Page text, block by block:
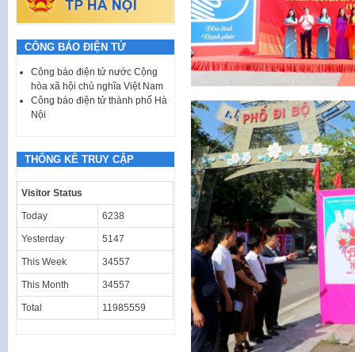
CÔNG BÁO ĐIỆN TỬ
Công báo điện tử nước Cộng
hòa xã hội chủ nghĩa Việt Nam
Công báo điện tử thành phố Hà
Nội
THỐNG KÊ TRUY CẬP
Visitor Status
Today 6238
Yesterday 5147
This Week 34557
This Month 34557
Total 11985559